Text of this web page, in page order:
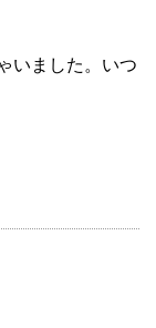
いました。いつ